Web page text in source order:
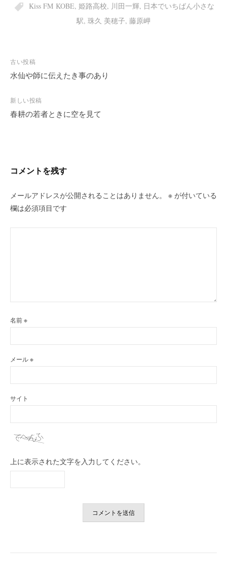
Kiss FM KOBE, 姫路高校, 川田一輝, 日本でいちばん小さな
駅, 珠久 美穂子, 藤原岬
投
稿
ビ
ゲ
ン
古い投稿
水仙や師に伝えたき事のあり
新しい投稿
春耕の若者ときに空を見て
コメントを残す
メールアドレスが公開されることはありません。 ※ が付いている
欄は必須項目です
名前※
メール※
サイト
上に表示された文字を入力してください。